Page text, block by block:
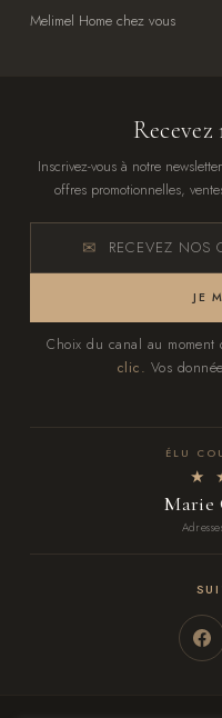
Melimel Home chez vous
Recevez
Inscrivez-vous à notre
offres promotionnelles,
RECEVEZ NOS
JE
Choix du canal au
clic. Vos
ÉLU
★
Marie